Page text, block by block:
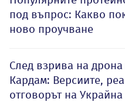
под въпрос: Какво
ново проучване
След взрива на
Кардам: Версиите,
отговорът на Украйна